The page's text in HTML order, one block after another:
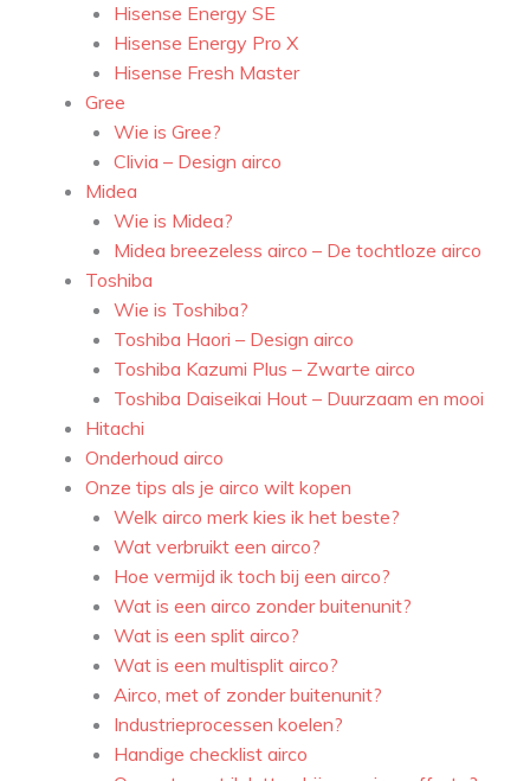
Hisense Energy SE
Hisense Energy Pro X
Hisense Fresh Master
Gree
Wie is Gree?
Clivia – Design airco
Midea
Wie is Midea?
Midea breezeless airco – De tochtloze airco
Toshiba
Wie is Toshiba?
Toshiba Haori – Design airco
Toshiba Kazumi Plus – Zwarte airco
Toshiba Daiseikai Hout – Duurzaam en mooi
Hitachi
Onderhoud airco
Onze tips als je airco wilt kopen
Welk airco merk kies ik het beste?
Wat verbruikt een airco?
Hoe vermijd ik toch bij een airco?
Wat is een airco zonder buitenunit?
Wat is een split airco?
Wat is een multisplit airco?
Airco, met of zonder buitenunit?
Industrieprocessen koelen?
Handige checklist airco